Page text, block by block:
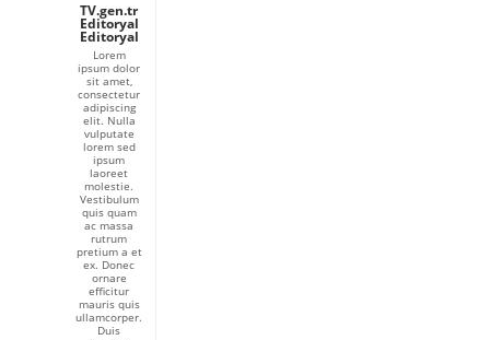
TV.gen.tr
Editoryal
Editoryal
Lorem
ipsum dolor
sit amet,
consectetur
adipiscing
elit. Nulla
vulputate
lorem sed
ipsum
laoreet
molestie.
Vestibulum
quis quam
ac massa
rutrum
pretium a et
ex. Donec
ornare
efficitur
mauris quis
ullamcorper.
Duis